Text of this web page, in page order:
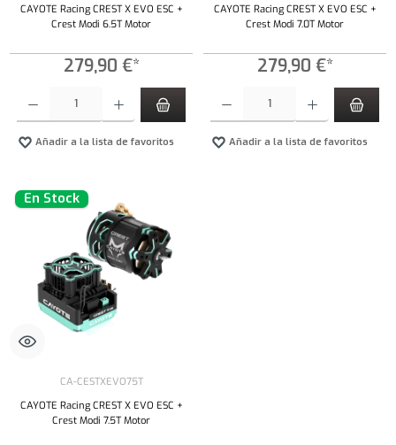
CAYOTE Racing CREST X EVO ESC +
Crest Modi 6.5T Motor
279,90 €*
Añadir a la lista de favoritos
CAYOTE Racing CREST X EVO ESC +
Crest Modi 7.0T Motor
279,90 €*
Añadir a la lista de favoritos
En Stock
CA-CESTXEVO75T
CAYOTE Racing CREST X EVO ESC +
Crest Modi 7.5T Motor